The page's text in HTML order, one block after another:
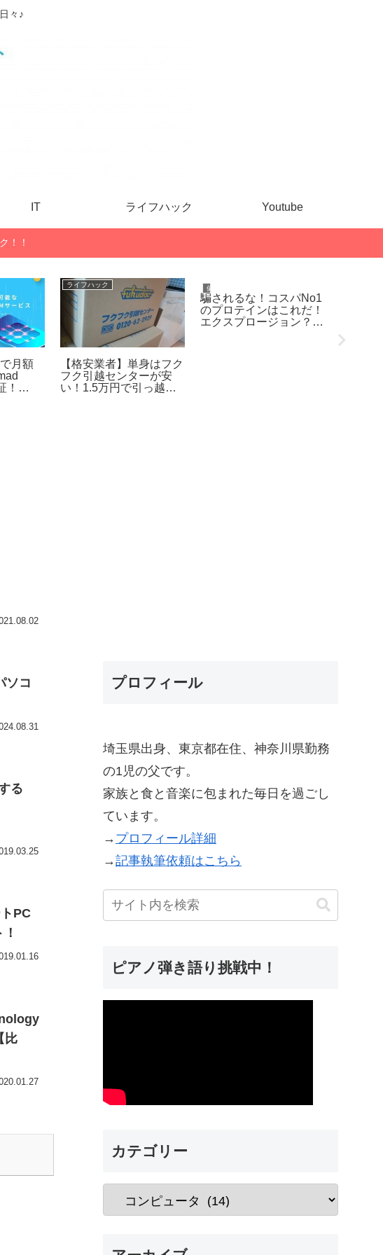
々♪
IT ライフハック Youtube
！！
月額
！
ライフハック
【格安業者】単身はフク
フク引越センターが安
い！1.5万円で引っ越し
健康・ダイエット
騙されるな！コスパNo1
のプロテインはこれだ！
エクスプロージョン？マ
ソコ
る
PC
比
プロフィール
埼玉県出身、東京都在住、神奈川県勤務
の1児の父です。
家族と食と音楽に包まれた毎日を過ごし
ています。
→ プロフィール詳細
→記事執筆依頼はこちら
ピアノ弾き語り挑戦中！
カテゴリー